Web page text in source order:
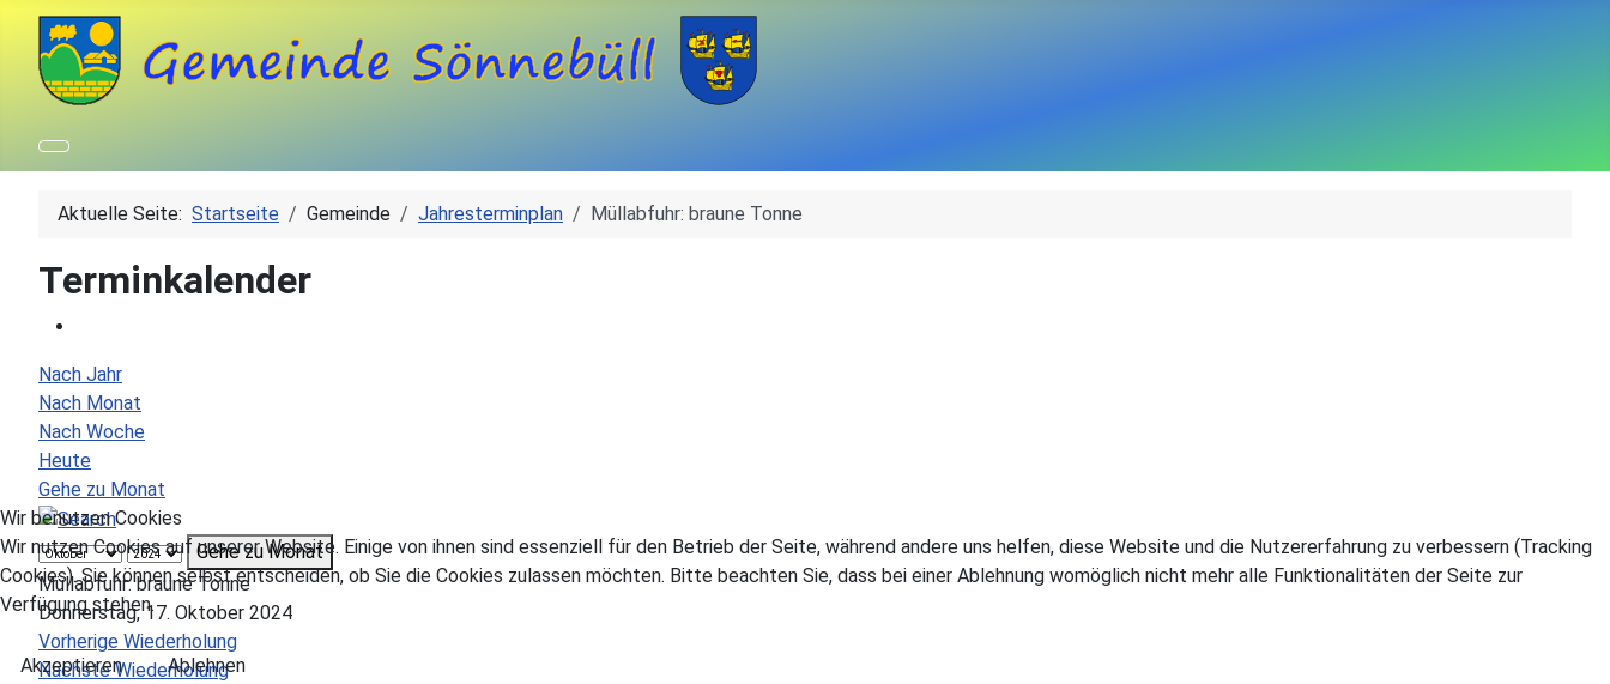
Aktuelle Seite: Startseite Gemeinde Jahresterminplan Müllabfuhr: braune Tonne
Terminkalender
Nach Jahr
Nach Monat
Nach Woche
Heute
Gehe zu Monat
Gehe zu Monat
Müllabfuhr: braune Tonne
Donnerstag, 17. Oktober 2024
Vorherige Wiederholung
Nächste Wiederholung
Wir benutzen Cookies
Wir nutzen Cookies auf unserer Website. Einige von ihnen sind essenziell für den Betrieb der Seite, während andere uns helfen, diese Website und die Nutzererfahrung zu verbessern (Tracking
Cookies). Sie können selbst entscheiden, ob Sie die Cookies zulassen möchten. Bitte beachten Sie, dass bei einer Ablehnung womöglich nicht mehr alle Funktionalitäten der Seite zur
Verfügung stehen.
Akzeptieren
Ablehnen